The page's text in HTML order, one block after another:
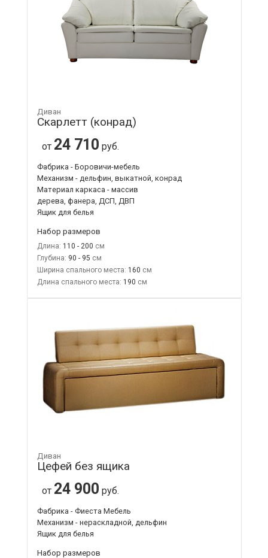
Диван
Скарлетт (конрад)
от 24 710 руб.
Фабрика - Боровичи-мебель
Механизм - дельфин, выкатной, конрад
Материал каркаса - массив
дерева, фанера, ДСП, ДВП
Ящик для белья
Набор размеров
Длина: 110 - 200
Глубина: 90 - 95
Ширина спального места: 160
Длина спального места: 190
Диван
Цефей без ящика
от 24 900 руб.
Фабрика - Фиеста Мебель
Механизм - нераскладной, дельфин
Ящик для белья
Набор размеров